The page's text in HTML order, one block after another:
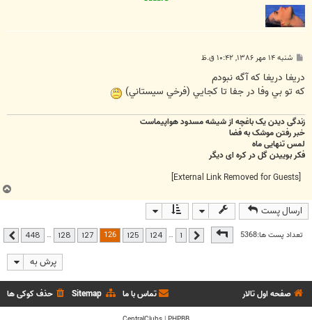
پ
ت
شنبه ۱۴ مهر ۱۳۸۶, ۱۰:۴۲ ق.ظ
دريغا دريغا که آگه نبودم
که تو بي وفا در جفا تا کجايي (فرخي سيستاني)
زندگی دیدن یک باغچه از شیشه مسدود هواپیماست
خبر رفتن موشک به فضا
لمس تنهایی ماه
فکر بوییدن گل در کره ای دیگر
ب
ا
ارسال پست
تعداد پست ها:5368
صفحه126از 448 قبلی …
124
125
126
127
128
…
448 بعدی
پرش به
صفحه اول تالار حذف کوکی ها Sitemap تماس با ما